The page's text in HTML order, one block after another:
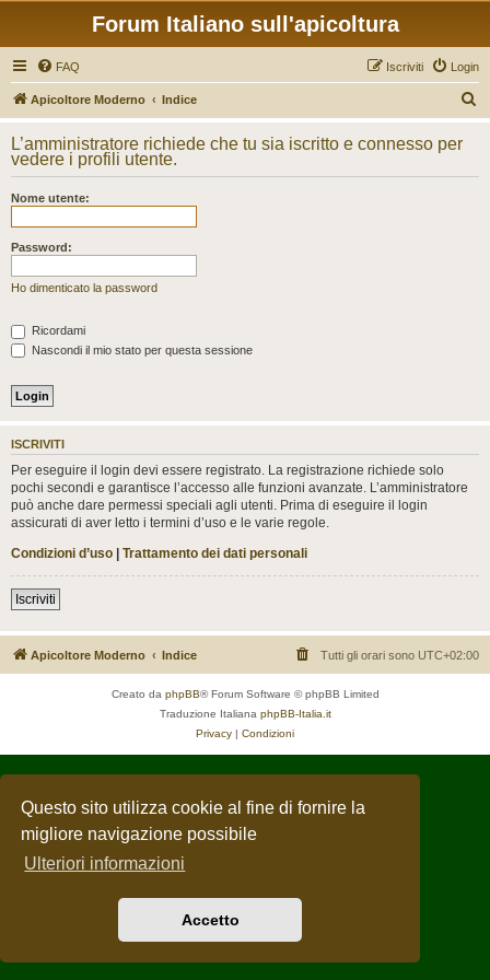
Questo sito utilizza cookie al fine di fornire la
migliore navigazione possibile
Ulteriori informazioni
Accetto
Forum Italiano sull'apicoltura
FAQ Login
Iscriviti
Apicoltore Moderno Indice
c
L’amministratore richiede che tu sia iscritto e connesso per
vedere i profili utente.
Nome utente:
Password:
Ho dimenticato la password
Ricordami
Nascondi il mio stato per questa sessione
ISCRIVITI
Per eseguire il login devi essere registrato. La registrazione richiede solo
pochi secondi e garantisce l’accesso alle funzioni avanzate. L’amministratore
può anche dare permessi speciali agli utenti. Prima di eseguire il login
assicurati di aver letto i termini d’uso e le varie regole.
Condizioni d’uso | Trattamento dei dati personali
Iscriviti
Apicoltore Moderno Indice Tutti gli orari sono UTC+02:00
Creato da phpBB® Forum Software © phpBB Limited
Traduzione Italiana phpBB-Italia.it
Privacy | Condizioni